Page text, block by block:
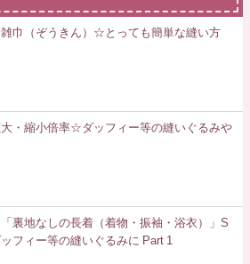
巾（ぞうきん）☆とっても簡単な縫い方
・縮小倍率☆ダッフィー等の縫いぐるみや
裏地なしの長着（着物・振袖・浴衣）」S
フィー等の縫いぐるみに Part 1